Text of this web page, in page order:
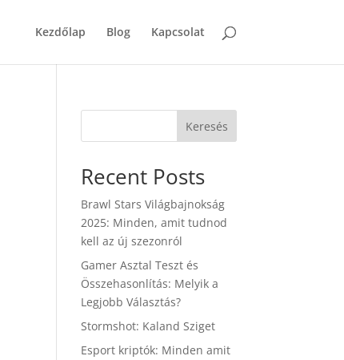
Kezdőlap Blog Kapcsolat
Keresés
Recent Posts
Brawl Stars Világbajnokság
2025: Minden, amit tudnod
kell az új szezonról
Gamer Asztal Teszt és
Összehasonlítás: Melyik a
Legjobb Választás?
Stormshot: Kaland Sziget
Esport kriptók: Minden amit